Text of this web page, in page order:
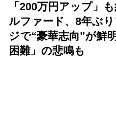
「200万円アップ」
ルファード、8年ぶ
ジで“豪華志向”が
困難」の悲鳴も